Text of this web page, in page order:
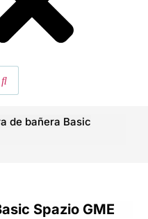
de bañera Basic
Spazio GME